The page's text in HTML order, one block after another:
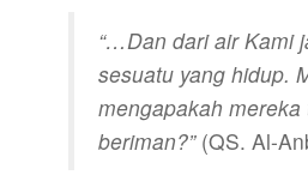
“…Dan dari air Kami
sesuatu yang hidup.
mengapakah mereka
beriman?”(QS. Al-